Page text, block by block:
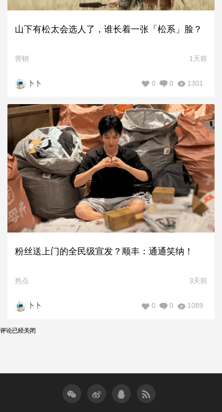
山下有松太会选人了，谁长着一张「松系」脸？
营销 1天前
卜卜 1301
0
0
粉丝送上门的全民级宣发？顺丰：通通笑纳！
热点 3天前
卜卜 1089
0
0
评论已经关闭